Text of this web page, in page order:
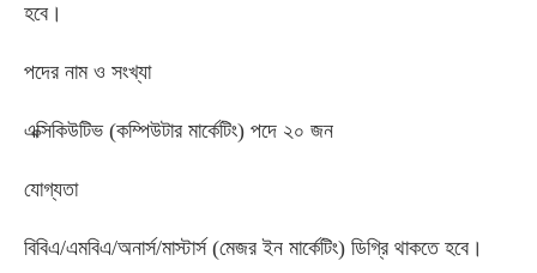
হবে।
পদের নাম ও সংখ্যা
এক্সিকিউটিভ (কম্পিউটার মার্কেটিং) পদে ২০ জন
যোগ্যতা
বিবিএ/এমবিএ/অনার্স/মাস্টার্স (মেজর ইন মার্কেটিং) ডিগ্রি থাকতে হবে।